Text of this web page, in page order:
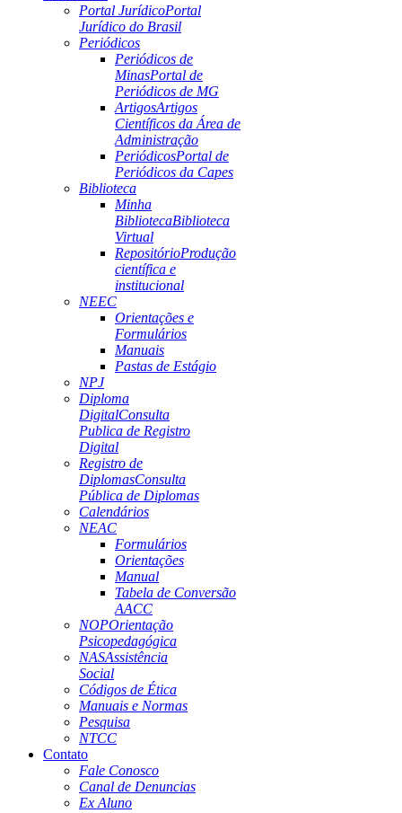
Portal JurídicoPortal
Jurídico do Brasil
Periódicos
Periódicos de
MinasPortal de
Periódicos de MG
ArtigosArtigos
Científicos da Área de
Administração
PeriódicosPortal de
Periódicos da Capes
Biblioteca
Minha
BibliotecaBiblioteca
Virtual
RepositórioProdução
científica e
institucional
NEEC
Orientações e
Formulários
Manuais
Pastas de Estágio
NPJ
Diploma
DigitalConsulta
Publica de Registro
Digital
Registro de
DiplomasConsulta
Pública de Diplomas
Calendários
NEAC
Formulários
Orientações
Manual
Tabela de Conversão
AACC
NOPOrientação
Psicopedagógica
NASAssistência
Social
Códigos de Ética
Manuais e Normas
Pesquisa
NTCC
Contato
Fale Conosco
Canal de Denuncias
Ex Aluno